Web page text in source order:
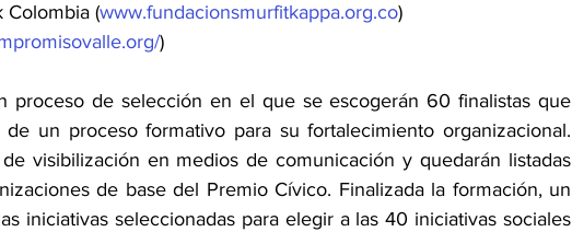
Colombia (www.fundacionsmurfitkappa.org.co)
)
proceso de selección en el que se escogerán 60 finalistas que
de un proceso formativo para su fortalecimiento organizacional.
visibilización en medios de comunicación y quedarán listadas
de base del Premio Cívico. Finalizada la formación, un
iniciativas seleccionadas para elegir a las 40 iniciativas sociales